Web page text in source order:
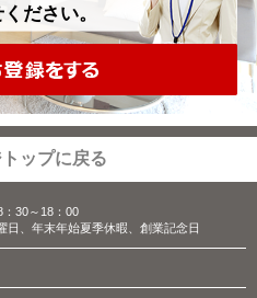
ださい。
ップに戻る
：30～18：00
日、年末年始夏季休暇、創業記念日